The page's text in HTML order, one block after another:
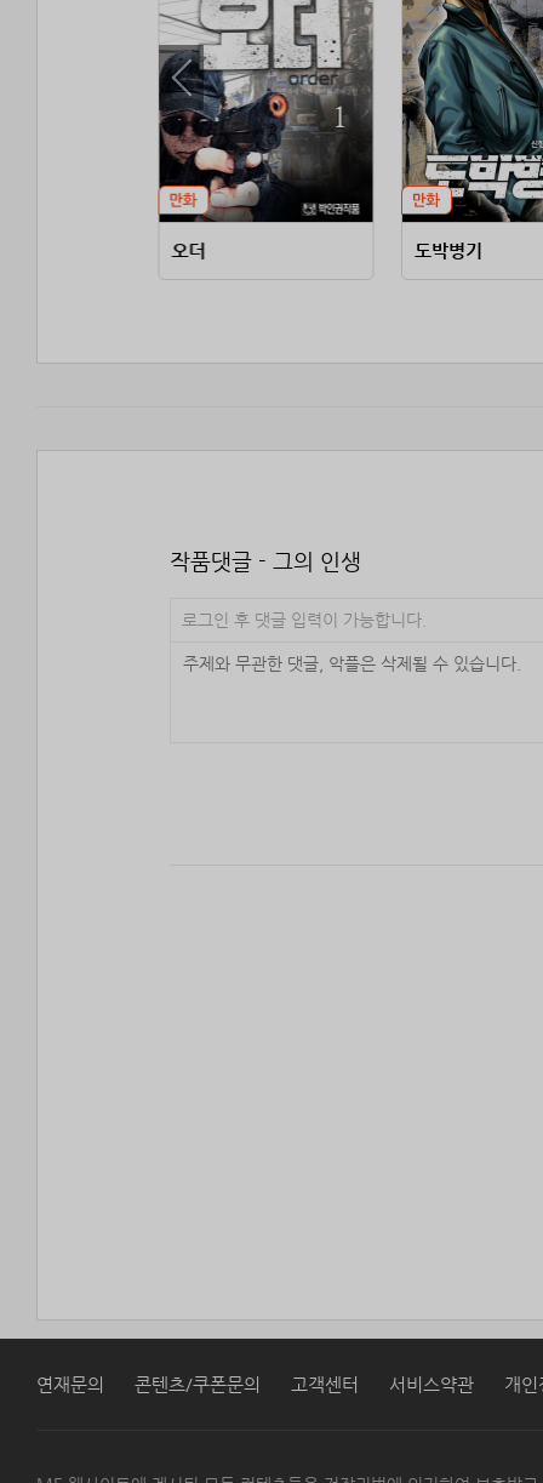
오더 도박병기
작품댓글 - 그의 인생
로그인 후 댓글 입력이 가능합니다.
연재문의 콘텐츠/쿠폰문의 고객센터 서비스약관 개인